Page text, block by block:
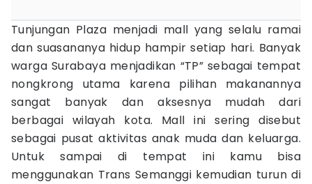
Tunjungan Plaza menjadi mall yang selalu ramai
dan suasananya hidup hampir setiap hari. Banyak
warga Surabaya menjadikan “TP” sebagai tempat
nongkrong utama karena pilihan makanannya
sangat banyak dan aksesnya mudah dari
berbagai wilayah kota. Mall ini sering disebut
sebagai pusat aktivitas anak muda dan keluarga.
Untuk sampai di tempat ini kamu bisa
menggunakan Trans Semanggi kemudian turun di